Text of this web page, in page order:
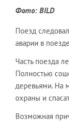
Фото: BILD
Поезд
аварии в
Часть поезда
Полностью
деревьями. На
охраны и
Возможная